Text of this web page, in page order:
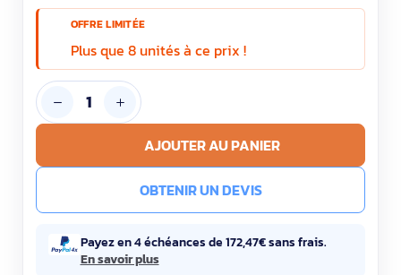
OFFRE LIMITÉE
Plus que 8 unités à ce prix !
AJOUTER AU PANIER
OBTENIR UN DEVIS
Payez en 4 échéances de 172,47€ sans frais.
En savoir plus